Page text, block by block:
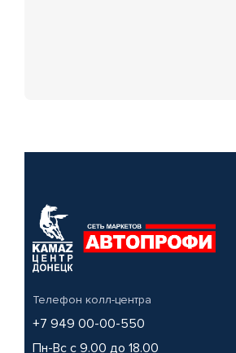
Телефон колл-центра
+7 949 00-00-550
Пн-Вс с 9.00 до 18.00